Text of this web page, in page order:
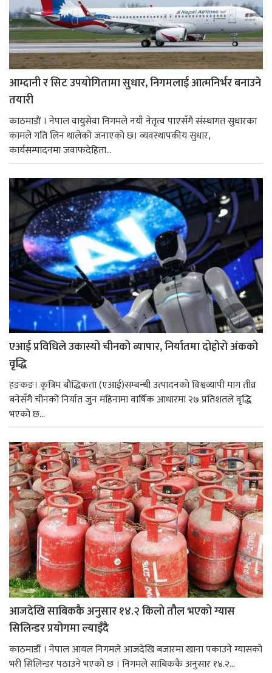
आम्दानी र सिट उपयोगितामा सुधार, निगमलाई आत्मनिर्भर बनाउने
तयारी
काठमाडाैं । नेपाल वायुसेवा निगमले नयाँ नेतृत्व पाएसँगै संस्थागत सुधारका
कामले गति लिन थालेको जनाएको छ। व्यवस्थापकीय सुधार,
कार्यसम्पादनमा जवाफदेहिता...
एआई प्रविधिले उकास्यो चीनको व्यापार, निर्यातमा दोहोरो अंकको
वृद्धि
हङकङ। कृत्रिम बौद्धिकता (एआई)सम्बन्धी उत्पादनको विश्वव्यापी माग तीव्र
बनेसँगै चीनको निर्यात जुन महिनामा वार्षिक आधारमा २७ प्रतिशतले वृद्धि
भएको छ...
आजदेखि साबिककै अनुसार १४.२ किलो तौल भएको ग्यास
सिलिन्डर प्रयोगमा ल्याइँदै
काठमाडौं । नेपाल आयल निगमले आजदेखि बजारमा खाना पकाउने ग्यासको
भरी सिलिन्डर पठाउने भएको छ । निगमले साबिककै अनुसार १४.२...